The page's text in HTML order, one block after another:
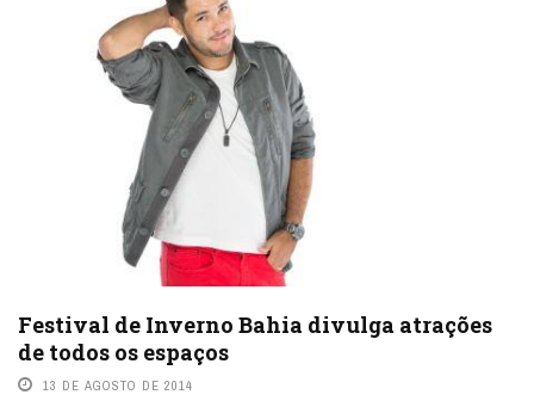
Festival de Inverno Bahia divulga atrações
de todos os espaços
13 DE AGOSTO DE 2014